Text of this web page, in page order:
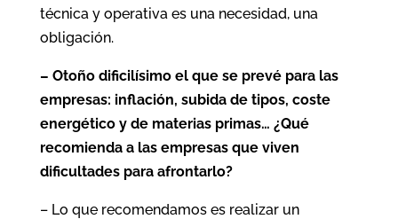
técnica y operativa es una necesidad, una
obligación.
– Otoño dificilísimo el que se prevé para las
empresas: inflación, subida de tipos, coste
energético y de materias primas… ¿Qué
recomienda a las empresas que viven
dificultades para afrontarlo?
– Lo que recomendamos es realizar un